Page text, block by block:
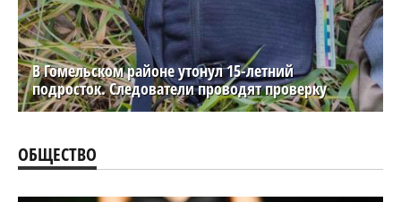
В Гомельском районе утонул 15-летний
подросток. Следователи проводят проверку
ОБЩЕСТВО